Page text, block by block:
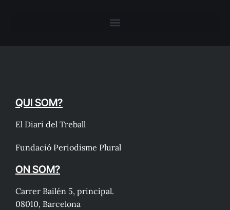
QUI SOM?
El Diari del Treball
Fundació Periodisme Plural
ON SOM?
Carrer Bailén 5, principal.
08010, Barcelona